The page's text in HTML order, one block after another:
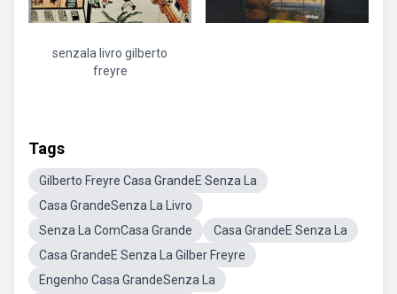
senzala livro gilberto
freyre
Tags
Gilberto Freyre Casa GrandeE Senza La
Casa GrandeSenza La Livro
Senza La ComCasa Grande
Casa GrandeE Senza La
Casa GrandeE Senza La Gilber Freyre
Engenho Casa GrandeSenza La